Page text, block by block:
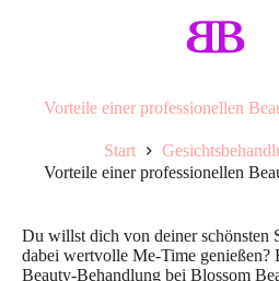
Vorteile einer professionellen
Start
Vorteile einer professionellen
Du willst dich von deiner schönsten
dabei wertvolle Me-Time genießen?
Beauty-Behandlung bei Blossom